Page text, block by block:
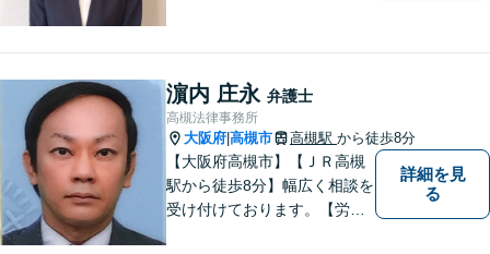
はご相談ください。
濵内 庄永 弁護士
高槻法律事務所
大阪府 高槻市 高槻駅 から徒歩8分
【大阪府高槻市】【ＪＲ高槻
駅から徒歩8分】幅広く相談を
受け付けております。【労働
詳細を見
る